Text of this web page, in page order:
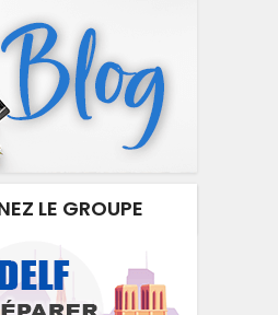
LE GROUPE